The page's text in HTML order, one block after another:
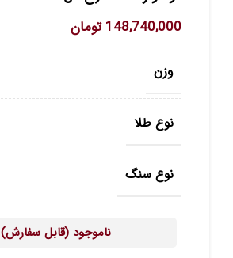
148,740,000 تومان
وزن
نوع طلا
نوع سنگ
ناموجود (قابل سفارش)